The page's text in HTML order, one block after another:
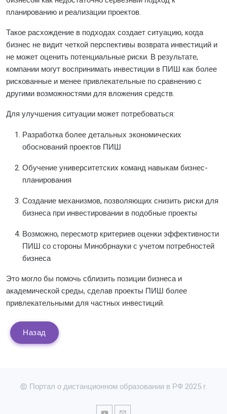
планированию и реализации проектов.
Такое расхождение в подходах создает ситуацию, когда
бизнес не видит четкой перспективы возврата инвестиций и
не может оценить потенциальные риски. В результате,
компании могут воспринимать инвестиции в ПИШ как более
рискованные и менее привлекательные по сравнению с
другими возможностями для вложения средств.
Для улучшения ситуации может потребоваться:
Разработка более детальных экономических
обоснований проектов ПИШ
Обучение университетских команд навыкам бизнес-
планирования
Создание механизмов, позволяющих снизить риски для
бизнеса при инвестировании в подобные проекты
Возможно, пересмотр критериев оценки эффективности
ПИШ со стороны Минобрнауки с учетом потребностей
бизнеса
Это могло бы помочь сблизить позиции бизнеса и
академической среды, сделав проекты ПИШ более
привлекательными для частных инвестиций.
Назад
Портал о дистанционном образовании в РФ 2025 г.